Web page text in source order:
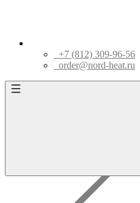
+7 (812) 309-96-56
order@nord-heat.ru